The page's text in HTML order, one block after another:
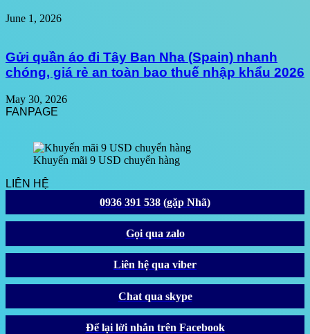
June 1, 2026
Gửi quần áo đi Tây Ban Nha (Spain) nhanh
chóng, giá rẻ an toàn bao thuế nhập khẩu 2026
May 30, 2026
FANPAGE
Khuyến mãi 9 USD chuyển hàng
LIÊN HỆ
0936 391 538 (gặp Nhã)
Gọi qua zalo
Liên hệ qua viber
Chat qua skype
Để lại lời nhắn trên Facebook